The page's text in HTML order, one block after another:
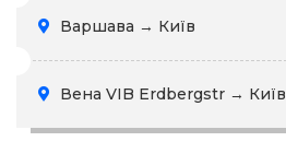
Варшава → Київ
Вена VIB Erdbergstr → Київ